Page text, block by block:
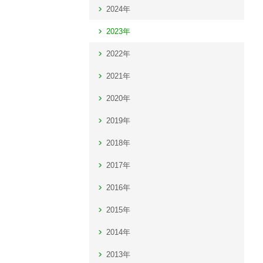
2024年
2023年
2022年
2021年
2020年
2019年
2018年
2017年
2016年
2015年
2014年
2013年